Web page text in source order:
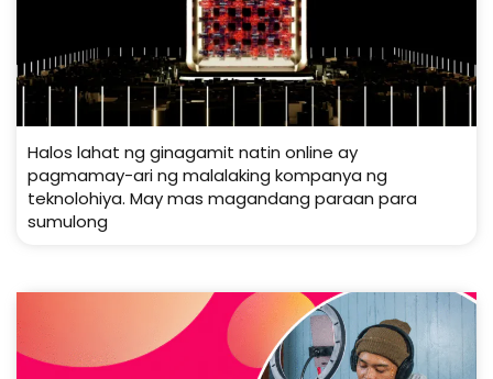
Halos lahat ng ginagamit natin online ay
pagmamay-ari ng malalaking kompanya ng
teknolohiya. May mas magandang paraan para
sumulong